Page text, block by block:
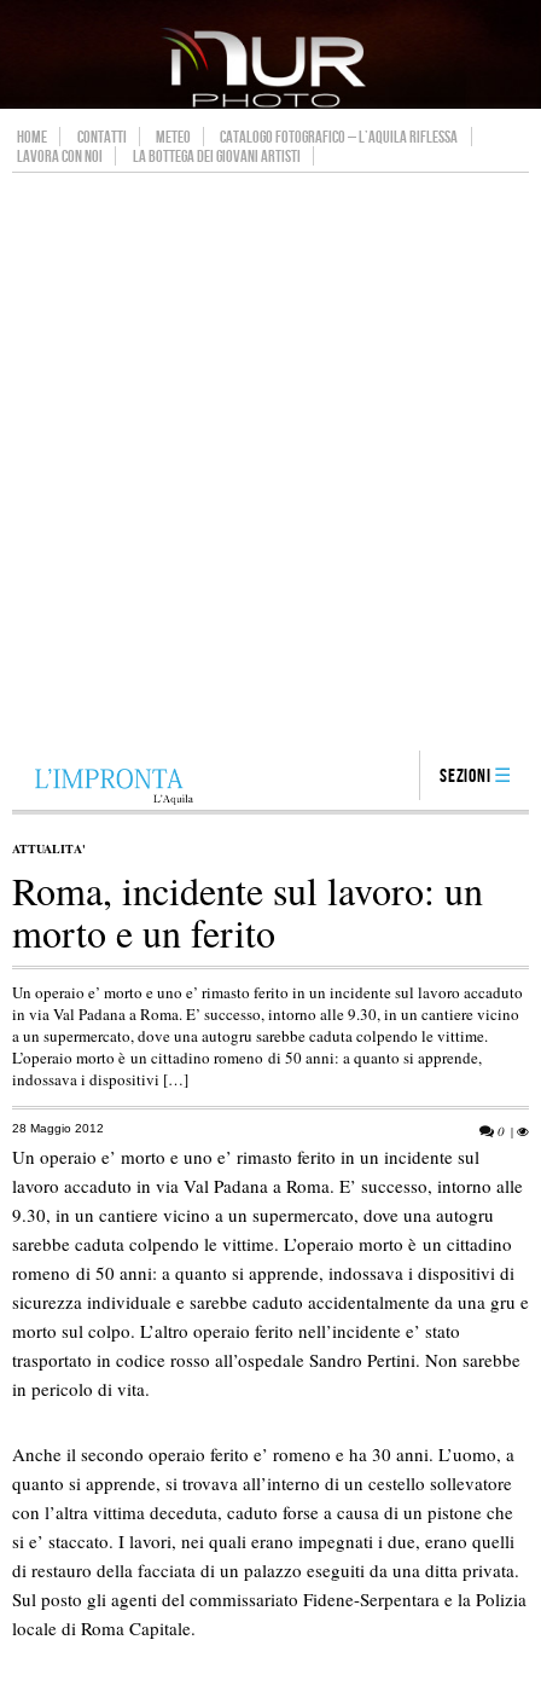
HOME CONTATTI METEO
CATALOGO FOTOGRAFICO – L’AQUILA RIFLESSA
LAVORA CON NOI
LA BOTTEGA DEI GIOVANI ARTISTI
Sezioni
ATTUALITA'
Roma, incidente sul lavoro: un
morto e un ferito
Un operaio e’ morto e uno e’ rimasto ferito in un incidente sul lavoro accaduto
in via Val Padana a Roma. E’ successo, intorno alle 9.30, in un cantiere vicino
a un supermercato, dove una autogru sarebbe caduta colpendo le vittime.
L’operaio morto è un cittadino romeno di 50 anni: a quanto si apprende,
indossava i dispositivi […]
28 Maggio 2012 0 |
Un operaio e’ morto e uno e’ rimasto ferito in un incidente sul
lavoro accaduto in via Val Padana a Roma. E’ successo, intorno alle
9.30, in un cantiere vicino a un supermercato, dove una autogru
sarebbe caduta colpendo le vittime. L’operaio morto è un cittadino
romeno di 50 anni: a quanto si apprende, indossava i dispositivi di
sicurezza individuale e sarebbe caduto accidentalmente da una gru e
morto sul colpo. L’altro operaio ferito nell’incidente e’ stato
trasportato in codice rosso all’ospedale Sandro Pertini. Non sarebbe
in pericolo di vita.
Anche il secondo operaio ferito e’ romeno e ha 30 anni. L’uomo, a
quanto si apprende, si trovava all’interno di un cestello sollevatore
con l’altra vittima deceduta, caduto forse a causa di un pistone che
si e’ staccato. I lavori, nei quali erano impegnati i due, erano quelli
di restauro della facciata di un palazzo eseguiti da una ditta privata.
Sul posto gli agenti del commissariato Fidene-Serpentara e la Polizia
locale di Roma Capitale.